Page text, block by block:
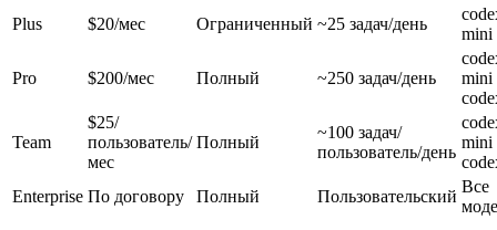
Plus
$20/мес Ограниченный ~25 задач/день
mini
Pro $200/мес Полный ~250 задач/день
mini
Team
$25/
пользователь/
мес
Полный
~100 задач/
пользователь/день
mini
Enterprise По договору Полный Пользовательский
Все